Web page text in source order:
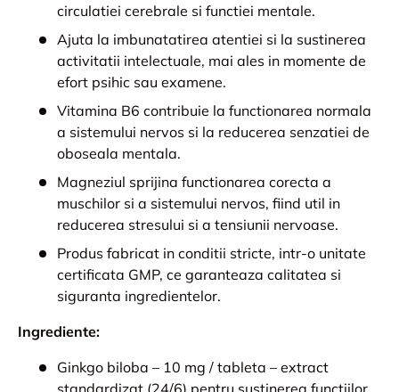
circulatiei cerebrale si functiei mentale.
Ajuta la imbunatatirea atentiei si la sustinerea
activitatii intelectuale, mai ales in momente de
efort psihic sau examene.
Vitamina B6 contribuie la functionarea normala
a sistemului nervos si la reducerea senzatiei de
oboseala mentala.
Magneziul sprijina functionarea corecta a
muschilor si a sistemului nervos, fiind util in
reducerea stresului si a tensiunii nervoase.
Produs fabricat in conditii stricte, intr-o unitate
certificata GMP, ce garanteaza calitatea si
siguranta ingredientelor.
Ingrediente:
Ginkgo biloba – 10 mg / tableta – extract